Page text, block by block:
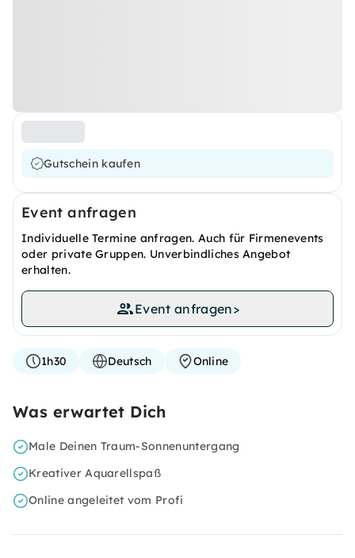
Gutschein kaufen
Event anfragen
Individuelle Termine anfragen. Auch für Firmenevents
oder private Gruppen. Unverbindliches Angebot
erhalten.
Event anfragen>
1h30 Deutsch Online
Was erwartet Dich
Male Deinen Traum-Sonnenuntergang
Kreativer Aquarellspaß
Online angeleitet vom Profi